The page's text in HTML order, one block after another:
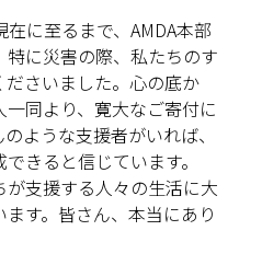
に至るまで、AMDA本部
に災害の際、私たちのす
さいました。心の底か
同より、寛大なご寄付に
ような支援者がいれば、
きると信じています。
支援する人々の生活に大
す。皆さん、本当にあり